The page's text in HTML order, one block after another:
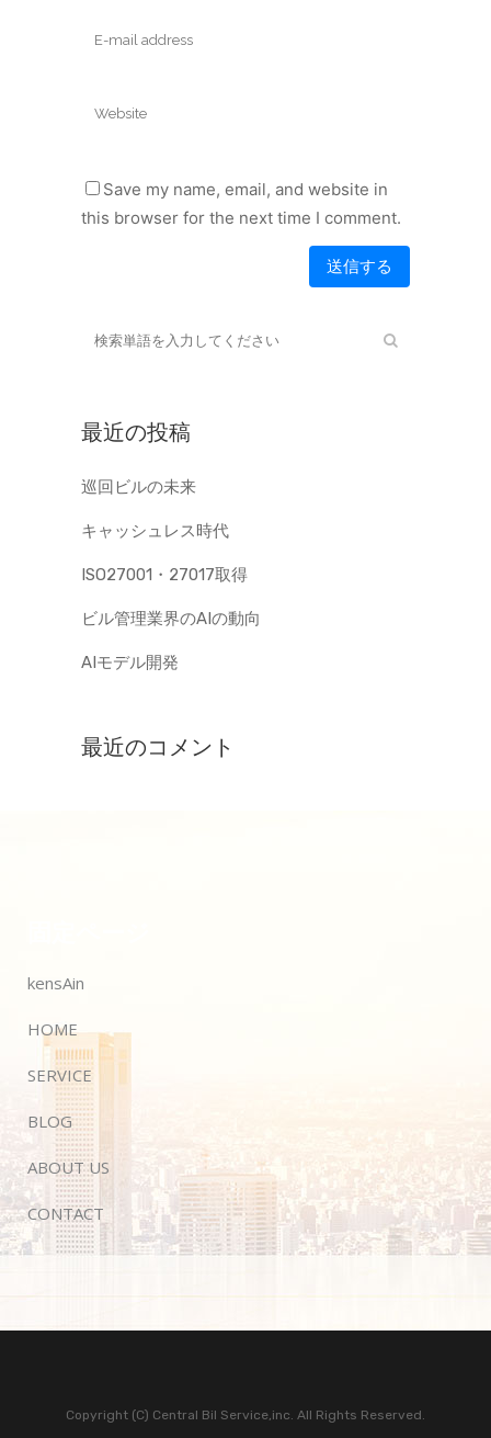
Save my name, email, and website in
this browser for the next time I comment.
最近の投稿
巡回ビルの未来
キャッシュレス時代
ISO27001・27017取得
ビル管理業界のAIの動向
AIモデル開発
最近のコメント
kensAin
HOME
SERVICE
BLOG
ABOUT US
CONTACT
Copyright (C) Central Bil Service,inc. All Rights Reserved.